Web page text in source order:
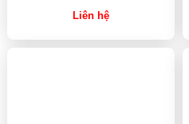
Liên hệ